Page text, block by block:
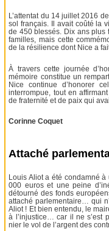
L’attentat du 14 juillet 2016
sol français. Il avait coûté la
de 450 blessés. Dix ans plus
familles, mais cette
de la résilience dont Nice a
À travers cette journée
mémoire constitue un
Nice continue d’honorer
interrompue, tout en
de fraternité et de paix qui
Corinne Coquet
Attaché
Louis Aliot a été condamné
000 euros et une peine
détourné des fonds
attaché parlementaire… qui
Aliot ! Et bien entendu, le
à l’injustice… car il ne s’est
nier le vol de l’argent des